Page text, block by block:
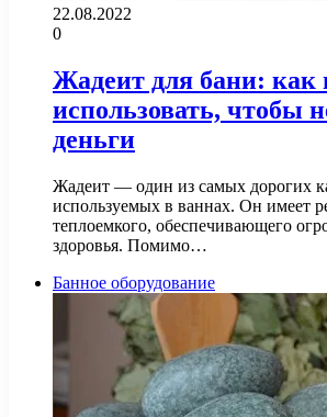
22.08.2022
0
Жадеит для бани: как
использовать, чтобы
деньги
Жадеит — один из самых дорогих
используемых в ваннах. Он имеет
теплоемкого, обеспечивающего
здоровья. Помимо…
Банное оборудование